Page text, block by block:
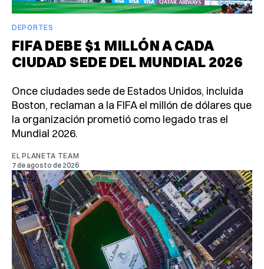
DEPORTES
FIFA DEBE $1 MILLÓN A CADA
CIUDAD SEDE DEL MUNDIAL 2026
Once ciudades sede de Estados Unidos, incluida
Boston, reclaman a la FIFA el millón de dólares que
la organización prometió como legado tras el
Mundial 2026.
EL PLANETA TEAM
7 de agosto de 2026